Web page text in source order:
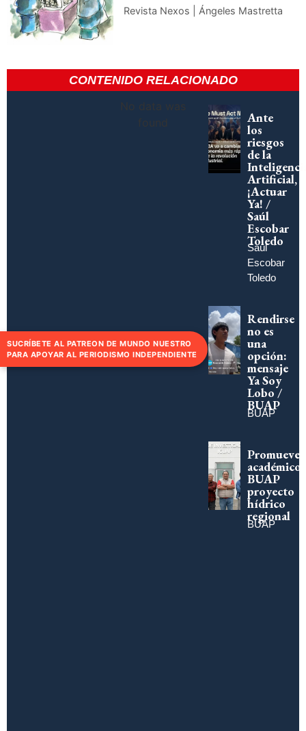
Revista Nexos | Ángeles Mastretta
CONTENIDO RELACIONADO
No data was
found
Ante
los
riesgos
de la
Artificial,
¡Actuar
Ya! /
Saúl
Escobar
Toledo
Saúl
Escobar
Toledo
Rendirse
no es
una
opción:
mensaje
Ya Soy
Lobo /
BUAP
BUAP
Promueve
académico
BUAP
proyecto
hídrico
regional
BUAP
SUCRÍBETE AL PATREON DE MUNDO NUESTRO
PARA APOYAR AL PERIODISMO INDEPENDIENTE